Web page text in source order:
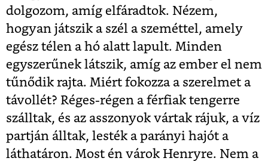
dolgozom, amíg elfáradtok. Nézem,
hogyan játszik a szél a szeméttel, amely
egész télen a hó alatt lapult. Minden
egyszerűnek látszik, amíg az ember el nem
tűnődik rajta. Miért fokozza a szerelmet a
távollét? Réges-régen a férfiak tengerre
szálltak, és az asszonyok vártak rájuk, a víz
partján álltak, lesték a parányi hajót a
láthatáron. Most én várok Henryre. Nem a